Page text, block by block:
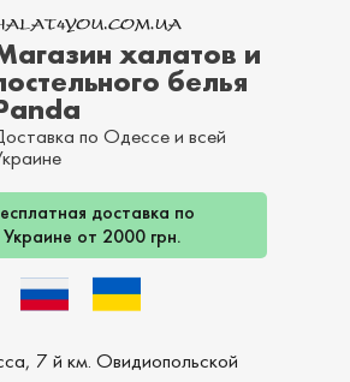
халатов и
белья
по Одессе и всей
доставка по
Украине от 2000 грн.
7 й км. Овидиопольской